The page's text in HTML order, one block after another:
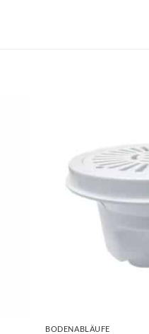
BODENABLÄUFE